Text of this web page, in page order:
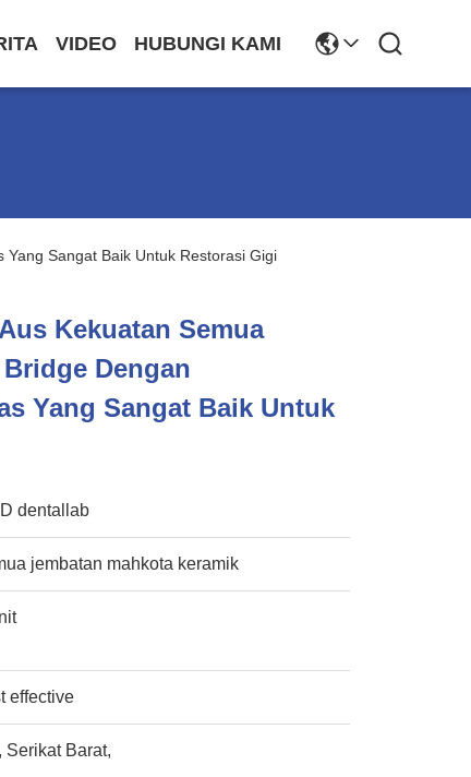
VIDEO HUBUNGI KAMI
Sangat Baik Untuk Restorasi Gigi
Kekuatan Semua
Dengan
Yang Sangat Baik Untuk
dentallab
jembatan mahkota keramik
effective
Serikat Barat,